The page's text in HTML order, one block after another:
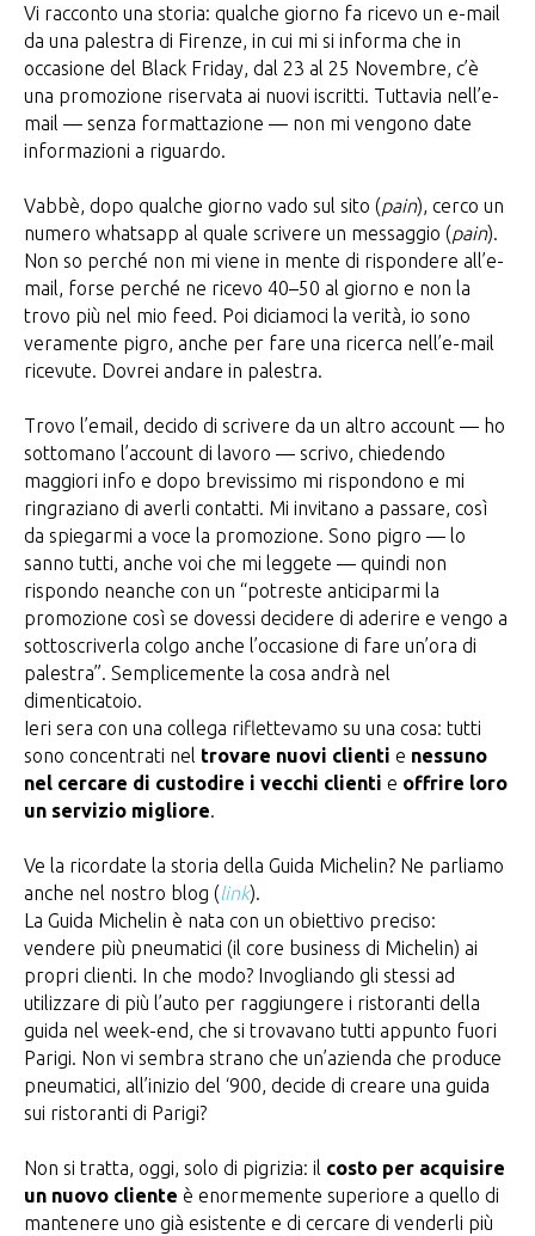
Vi racconto una storia: qualche giorno fa ricevo un e-mail
da una palestra di Firenze, in cui mi si informa che in
occasione del Black Friday, dal 23 al 25 Novembre, c’è
una promozione riservata ai nuovi iscritti. Tuttavia nell’e-
mail — senza formattazione — non mi vengono date
informazioni a riguardo.
Vabbè, dopo qualche giorno vado sul sito (pain), cerco un
numero whatsapp al quale scrivere un messaggio (pain).
Non so perché non mi viene in mente di rispondere all’e-
mail, forse perché ne ricevo 40–50 al giorno e non la
trovo più nel mio feed. Poi diciamoci la verità, io sono
veramente pigro, anche per fare una ricerca nell’e-mail
ricevute. Dovrei andare in palestra.
Trovo l’email, decido di scrivere da un altro account — ho
sottomano l’account di lavoro — scrivo, chiedendo
maggiori info e dopo brevissimo mi rispondono e mi
ringraziano di averli contatti. Mi invitano a passare, così
da spiegarmi a voce la promozione. Sono pigro — lo
sanno tutti, anche voi che mi leggete — quindi non
rispondo neanche con un “potreste anticiparmi la
promozione così se dovessi decidere di aderire e vengo a
sottoscriverla colgo anche l’occasione di fare un’ora di
palestra”. Semplicemente la cosa andrà nel
dimenticatoio.
Ieri sera con una collega riflettevamo su una cosa: tutti
sono concentrati nel trovare nuovi clienti e nessuno
nel cercare di custodire i vecchi clienti e offrire loro
un servizio migliore
Ve la ricordate la storia della Guida Michelin? Ne parliamo
anche nel nostro blog (link).
La Guida Michelin è nata con un obiettivo preciso:
vendere più pneumatici (il core business di Michelin) ai
propri clienti. In che modo? Invogliando gli stessi ad
utilizzare di più l’auto per raggiungere i ristoranti della
guida nel week-end, che si trovavano tutti appunto fuori
Parigi. Non vi sembra strano che un’azienda che produce
pneumatici, all’inizio del ‘900, decide di creare una guida
sui ristoranti di Parigi?
Non si tratta, oggi, solo di pigrizia: il costo per acquisire
un nuovo cliente è enormemente superiore a quello di
mantenere uno già esistente e di cercare di venderli più